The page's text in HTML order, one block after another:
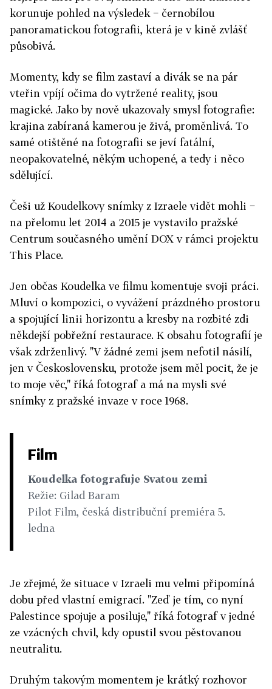
korunuje pohled na výsledek − černobílou
panoramatickou fotografii, která je v kině zvlášť
působivá.
Momenty, kdy se film zastaví a divák se na pár
vteřin vpíjí očima do vytržené reality, jsou
magické. Jako by nově ukazovaly smysl fotografie:
krajina zabíraná kamerou je živá, proměnlivá. To
samé otištěné na fotografii se jeví fatální,
neopakovatelné, někým uchopené, a tedy i něco
sdělující.
Češi už Koudelkovy snímky z Izraele vidět mohli −
na přelomu let 2014 a 2015 je vystavilo pražské
Centrum současného umění DOX v rámci projektu
This Place.
Jen občas Koudelka ve filmu komentuje svoji práci.
Mluví o kompozici, o vyvážení prázdného prostoru
a spojující linii horizontu a kresby na rozbité zdi
někdejší pobřežní restaurace. K obsahu fotografií je
však zdrženlivý. "V žádné zemi jsem nefotil násilí,
jen v Československu, protože jsem měl pocit, že je
to moje věc," říká fotograf a má na mysli své
snímky z pražské invaze v roce 1968.
Film
Koudelka fotografuje Svatou zemi
Režie: Gilad Baram
Pilot Film, česká distribuční premiéra 5.
ledna
Je zřejmé, že situace v Izraeli mu velmi připomíná
dobu před vlastní emigrací. "Zeď je tím, co nyní
Palestince spojuje a posiluje," říká fotograf v jedné
ze vzácných chvil, kdy opustil svou pěstovanou
neutralitu.
Druhým takovým momentem je krátký rozhovor